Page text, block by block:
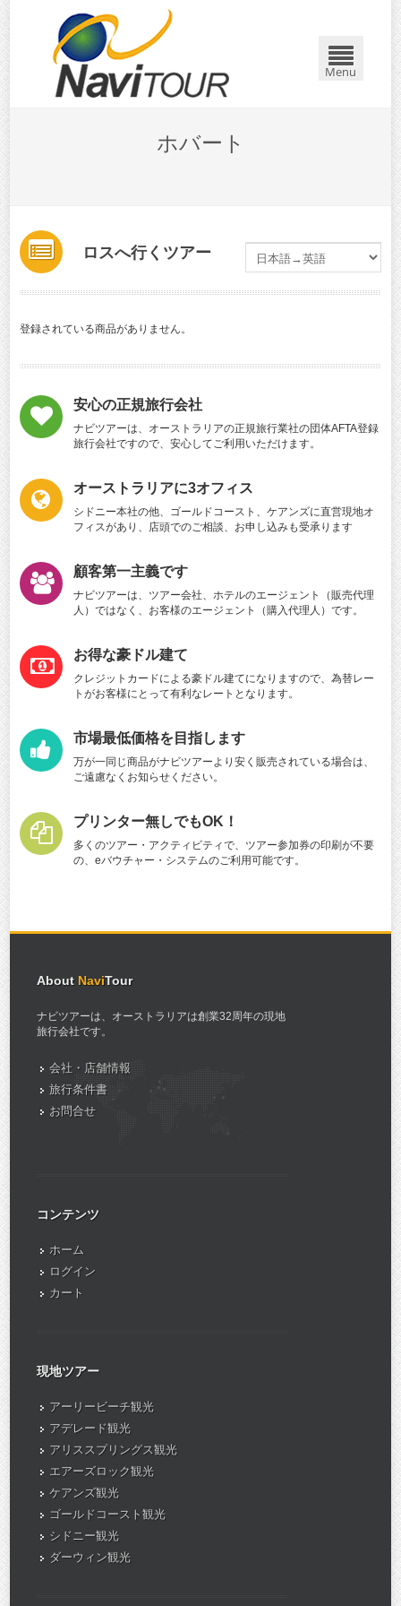
Menu
ホバート
ロスへ行くツアー
登録されている商品がありません。
安心の正規旅行会社
ナビツアーは、オーストラリアの正規旅行業社の団体AFTA登録
旅行会社ですので、安心してご利用いただけます。
オーストラリアに3オフィス
シドニー本社の他、ゴールドコースト、ケアンズに直営現地オ
フィスがあり、店頭でのご相談、お申し込みも受承ります
顧客第一主義です
ナビツアーは、ツアー会社、ホテルのエージェント（販売代理
人）ではなく、お客様のエージェント（購入代理人）です。
お得な豪ドル建て
クレジットカードによる豪ドル建てになりますので、為替レー
トがお客様にとって有利なレートとなります。
市場最低価格を目指します
万が一同じ商品がナビツアーより安く販売されている場合は、
ご遠慮なくお知らせください。
プリンター無しでもOK！
多くのツアー・アクティビティで、ツアー参加券の印刷が不要
の、eバウチャー・システムのご利用可能です。
About NaviTour
ナビツアーは、オーストラリアは創業32周年の現地
旅行会社です。
会社・店舗情報
旅行条件書
お問合せ
コンテンツ
ホーム
ログイン
カート
現地ツアー
アーリービーチ観光
アデレード観光
アリススプリングス観光
エアーズロック観光
ケアンズ観光
ゴールドコースト観光
シドニー観光
ダーウィン観光